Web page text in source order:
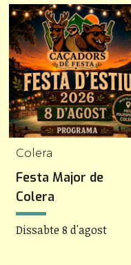
Colera
Festa Major de
Colera
Dissabte 8 d'agost